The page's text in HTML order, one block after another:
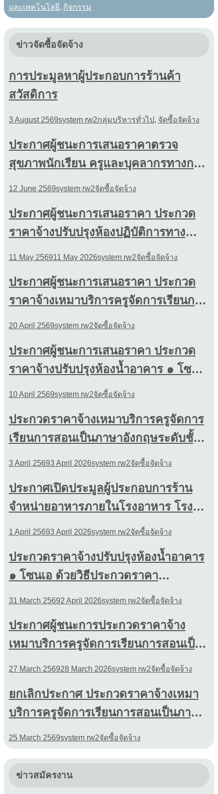
และเทคโนโลยี, กิจกรรม
ข่าวจัดซื้อจัดจ้าง
การประมูลหาผู้ประกอบการร้านค้า
สวัสดิการ
3 August 2569system rw2กลุ่มบริหารทั่วไป , จัดซื้อจัดจ้าง
ประกาศผู้ชนะการเสนอราคาตรวจ
สุขภาพนักเรียน ครูและบุคลากรทางการ
12 June 2569system rw2จัดซื้อจัดจ้าง
ประกาศผู้ชนะการเสนอราคา ประกวด
ราคาจ้างปรับปรุงห้องปฏิบัติการทาง
วิทยาศาสตร์ ๑๔๑๕ และ สร้างห้องเก็บ
อิเล็กทรอนิกส์ (e-bidding)
11 May 256911 May 2026system rw2จัดซื้อจัดจ้าง
ประกาศผู้ชนะการเสนอราคา ประกวด
ราคาจ้างเหมาบริการครูจัดการเรียนการ
สอนเป็นภาษาอังกฤษระดับชั้น
วิธีประกวดราคาอิเล็กทรอนิกส์ (e-
bidding)
20 April 2569system rw2จัดซื้อจัดจ้าง
ประกาศผู้ชนะการเสนอราคา ประกวด
ราคาจ้างปรับปรุงห้องน้ำอาคาร ๑ โซน
เอ ด้วยวิธีประกวดราคาอิเล็กทรอนิกส์
10 April 2569system rw2จัดซื้อจัดจ้าง
ประกวดราคาจ้างเหมาบริการครูจัดการ
เรียนการสอนเป็นภาษาอังกฤษระดับชั้น
มัธยมศึกษาปีที่ ๑-๓ โครงการMEP ด้วย
bidding) ครั้งที่ 2
3 April 25693 April 2026system rw2จัดซื้อจัดจ้าง
ประกาศเปิดประมูลผู้ประกอบการร้าน
จำหน่ายอาหารภายในโรงอาหาร โรง
เรียนฤทธิยะวรรณาลัย๒ ประจำปีการ
1 April 25693 April 2026system rw2จัดซื้อจัดจ้าง
ประกวดราคาจ้างปรับปรุงห้องน้ำอาคาร
๑ โซนเอ ด้วยวิธีประกวดราคา
31 March 25692 April 2026system rw2จัดซื้อจัดจ้าง
ประกาศผู้ชนะการประกวดราคาจ้าง
เหมาบริการครูจัดการเรียนการสอนเป็น
ภาษาอังกฤษระดับชั้นมัธยมศึกษาปีที่ 1-6
27 March 256928 March 2026system rw2จัดซื้อจัดจ้าง
ยกเลิกประกาศ ประกวดราคาจ้างเหมา
บริการครูจัดการเรียนการสอนเป็นภาษา
อังกฤษระดับชั้น มัธยมศึกษาปีที่ ๑-๓
โครงการMEP ด้วยวิธีประกวดราคา
อิเล็กทรอนิกส์ (e-bidding)
25 March 2569system rw2จัดซื้อจัดจ้าง
ข่าวสมัครงาน